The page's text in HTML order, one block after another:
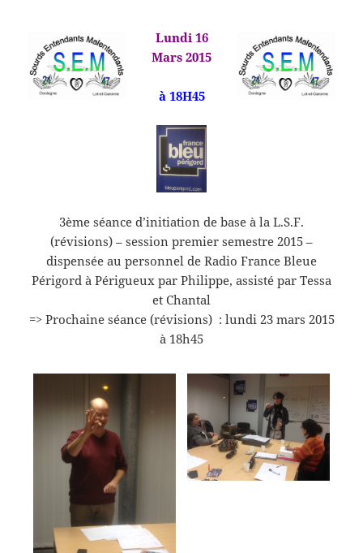
Lundi 16
Mars 2015
à 18H45
3ème séance d’initiation de base à la L.S.F.
(révisions) – session premier semestre 2015 –
dispensée au personnel de Radio France Bleue
Périgord à Périgueux par Philippe, assisté par Tessa
et Chantal
=> Prochaine séance (révisions) : lundi 23 mars 2015
à 18h45